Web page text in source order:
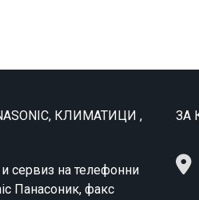
КЛИМАТИЦИ ,
сервиз на телефонни
Панасоник, факс
ЗА